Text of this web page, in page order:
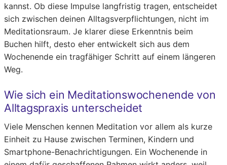
kannst. Ob diese Impulse langfristig tragen, entscheidet
sich zwischen deinen Alltagsverpflichtungen, nicht im
Meditationsraum. Je klarer diese Erkenntnis beim
Buchen hilft, desto eher entwickelt sich aus dem
Wochenende ein tragfähiger Schritt auf einem längeren
Weg.
Wie sich ein Meditationswochenende von
Alltagspraxis unterscheidet
Viele Menschen kennen Meditation vor allem als kurze
Einheit zu Hause zwischen Terminen, Kindern und
Smartphone-Benachrichtigungen. Ein Wochenende in